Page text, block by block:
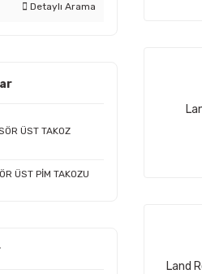
Detaylı Arama
ÜST TAKOZ
ÜST PİM TAKOZU
Land